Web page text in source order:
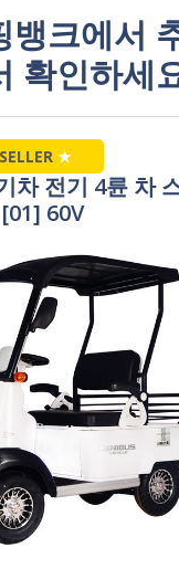
뱅크에서
확인하세
★
차 전기 4륜 차
60V